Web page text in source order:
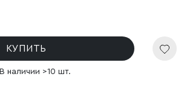
КУПИТЬ
В наличии >10 шт.